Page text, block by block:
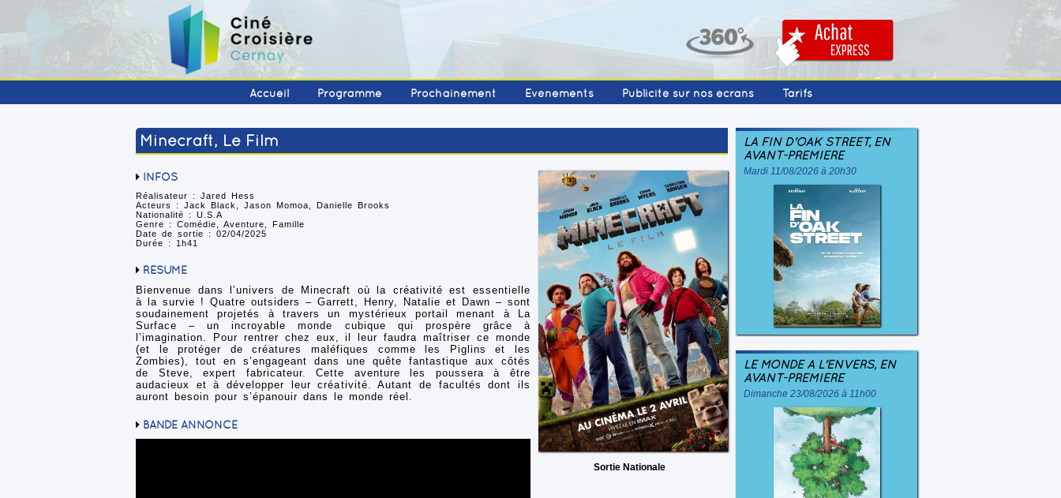
Accueil Programme Prochainement Événements Publicité sur nos écrans Tarifs
Minecraft, Le Film
Sortie Nationale
INFOS
Réalisateur : Jared Hess
Acteurs : Jack Black, Jason Momoa, Danielle Brooks
Nationalité : U.S.A
Genre : Comédie, Aventure, Famille
Date de sortie : 02/04/2025
Durée : 1h41
RÉSUMÉ
Bienvenue dans l’univers de Minecraft où la créativité est essentielle
à la survie ! Quatre outsiders – Garrett, Henry, Natalie et Dawn – sont
soudainement projetés à travers un mystérieux portail menant à La
Surface – un incroyable monde cubique qui prospère grâce à
l’imagination. Pour rentrer chez eux, il leur faudra maîtriser ce monde
(et le protéger de créatures maléfiques comme les Piglins et les
Zombies), tout en s’engageant dans une quête fantastique aux côtés
de Steve, expert fabricateur. Cette aventure les poussera à être
audacieux et à développer leur créativité. Autant de facultés dont ils
auront besoin pour s’épanouir dans le monde réel.
BANDE ANNONCE
LA FIN D'OAK STREET, EN
AVANT-PREMIÈRE
Mardi 11/08/2026 à 20h30
LE MONDE À L'ENVERS, EN
AVANT-PREMIÈRE
Dimanche 23/08/2026 à 11h00